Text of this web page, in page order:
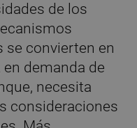
de los
se convierten en
demanda de
necesita
consideraciones